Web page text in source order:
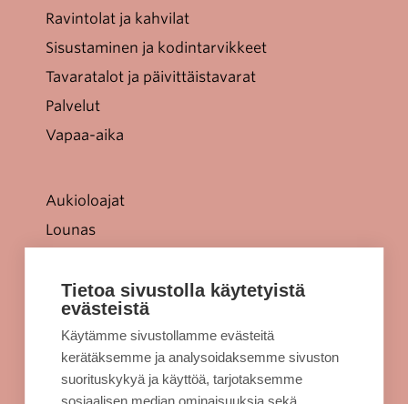
Ravintolat ja kahvilat
Sisustaminen ja kodintarvikkeet
Tavaratalot ja päivittäistavarat
Palvelut
Vapaa-aika
Aukioloajat
Lounas
Jellonaparkki lapsille
Kulkuyhteydet
Rekisteriseloste
Evästeet
Tietoa sivustolla käytetyistä
evästeistä
Käytämme sivustollamme evästeitä
kerätäksemme ja analysoidaksemme sivuston
suorituskykyä ja käyttöä, tarjotaksemme
sosiaalisen median ominaisuuksia sekä